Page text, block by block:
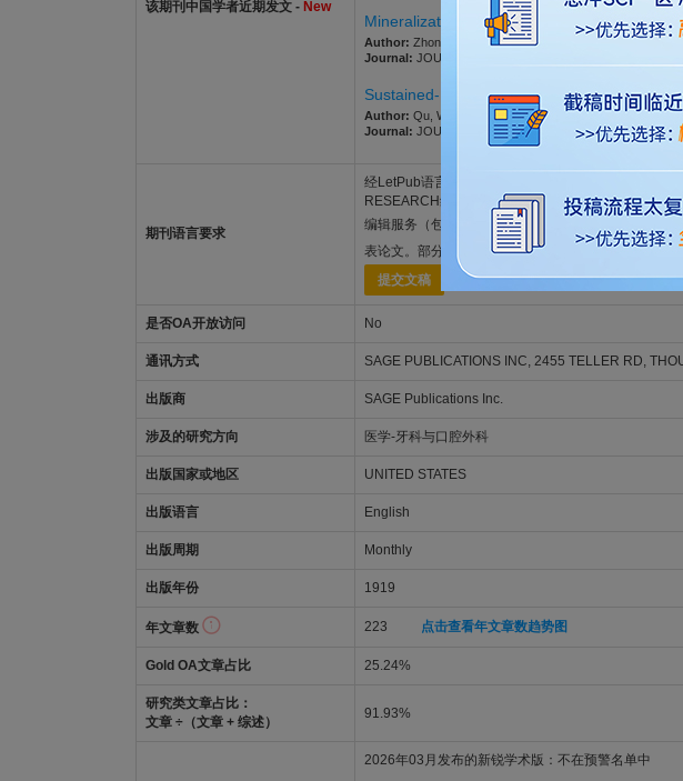
该期刊中国学者近期发文 - New
Mineralization/Nano-deposition Boosts
Author: Zhong, Q.; Shu, C.; Pan, M.; Xu, J.; Luo, Q.; Li, X
Journal: JOURNAL OF DENTAL RESEARCH. 2026; Vol.
Sustained-Release RANKL Microneedles for
Author: Qu, W.; Zhan, C.; Dai, Q.; Yan, J.; McGrath, C.;
Journal: JOURNAL OF DENTAL RESEARCH. 2026; Vol.
期刊语言要求
经LetPub语言功底雄厚的美籍native English
RESEARCH编辑和审稿人得到更好的审稿体验，让
编辑服务（包括
SCI论文英语润色 同行资深专家修
表论文。部分发表范例可查看：
服务好评 论文致谢
提交文稿
是否OA开放访问 No
通讯方式 SAGE PUBLICATIONS INC, 2455 TELLER RD,
出版商 SAGE Publications Inc.
涉及的研究方向 医学-牙科与口腔外科
出版国家或地区 UNITED STATES
出版语言 English
出版周期 Monthly
出版年份 1919
年文章数 223 点击查看年文章数趋势图
Gold OA文章占比 25.24%
研究类文章占比：
文章 ÷（文章 + 综述）
91.93%
2026年03月发布的新锐学术版：不在预警名单中